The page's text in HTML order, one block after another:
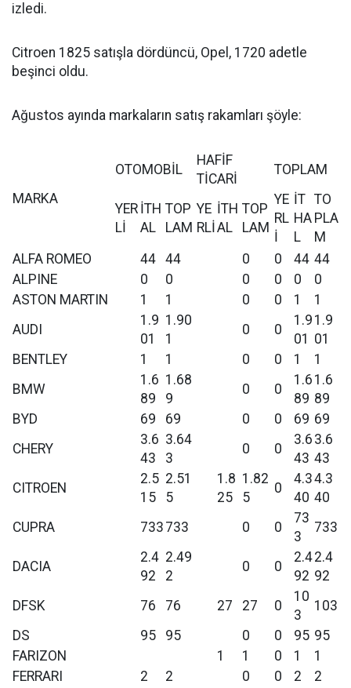
izledi.
Citroen 1825 satışla dördüncü, Opel, 1720 adetle
beşinci oldu.
Ağustos ayında markaların satış rakamları şöyle:
MARKA
OTOMOBİL
HAFİF
TİCARİ
TOPLAM
YER
Lİ
İTH
AL
TOP
LAM
YE
RLİ
İTH
AL
TOP
LAM
YE
RL
İ
İT
HA
L
TO
PLA
M
ALFA ROMEO
44 44 0 0 44 44
ALPINE
0 0 0 0 0
0
ASTON MARTIN
1 1 0 0 1
1
AUDI
1.9
01
1.90
1
0 0
1.9
01
1.9
01
BENTLEY
1 1 0 0 1
1
BMW
1.6
89
1.68
9
0 0
1.6
89
1.6
89
BYD
69 69 0 0 69 69
CHERY
3.6
43
3.64
3
0 0
3.6
43
3.6
43
CITROEN
2.5
15
2.51
5
1.8
25
1.82
5
0
4.3
40
4.3
40
CUPRA
733 733 0 0
73
3
733
DACIA
2.4
92
2.49
2
0 0
2.4
92
2.4
92
DFSK
76 76 27 27 0
10
3
103
DS
95 95 0 0 95 95
FARIZON
1 1 0 1
1
FERRARI
2 2 0 0 2 2